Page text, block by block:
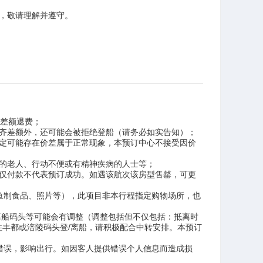
请理解并遵守。
额退费；
额外，还可能会被拒绝登船（请务必如实告知）；
可能存在价差属于正常现象，本预订中心不接受因价
人、行动不便或有精神疾病的人士等；
付款不代表预订成功。如遇该航次该房型售罄，可更
食品、照片等），此项目非本行程指定购物场所，也
码头等可能会有调整（调整包括但不仅包括：抵离时
都或涪陵码头登/离船，请积极配合中转安排。本预订
，影响出行。如因客人提供错误个人信息而造成损